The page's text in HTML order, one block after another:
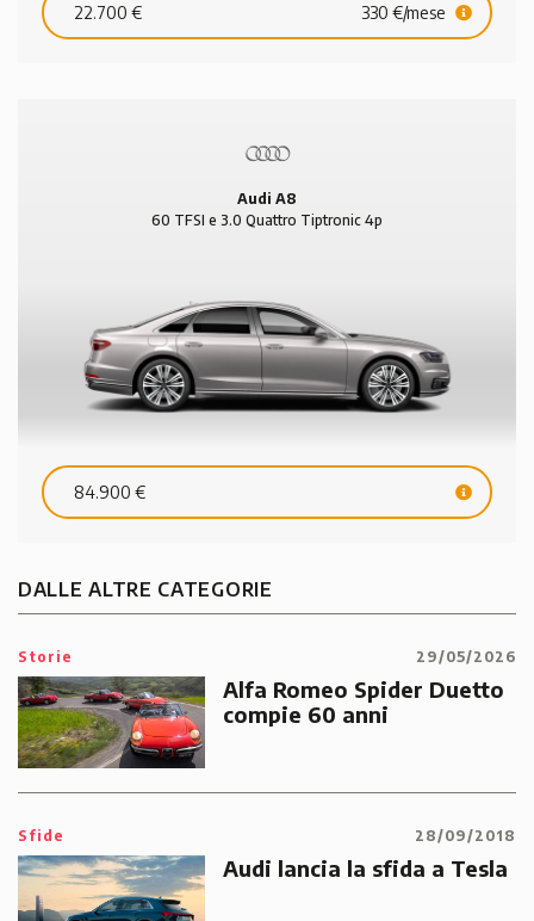
22.700 € 330 €/mese
Audi A8
60 TFSI e 3.0 Quattro Tiptronic 4p
84.900 €
DALLE ALTRE CATEGORIE
Storie 29/05/2026
Alfa Romeo Spider Duetto
compie 60 anni
Sfide 28/09/2018
Audi lancia la sfida a Tesla